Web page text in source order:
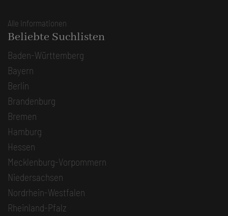
Alle Informationen
Beliebte Suchlisten
Baden-Württemberg
Bayern
Berlin
Brandenburg
Bremen
Hamburg
Hessen
Mecklenburg-Vorpommern
Niedersachsen
Nordrhein-Westfalen
Rheinland-Pfalz